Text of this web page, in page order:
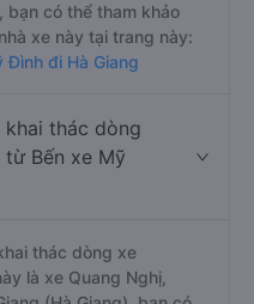
bạn có thể tham khảo
xe này tại trang này:
Đình đi Hà Giang
khai thác dòng
Bến xe Mỹ
thác dòng xe
là xe Quang Nghị,